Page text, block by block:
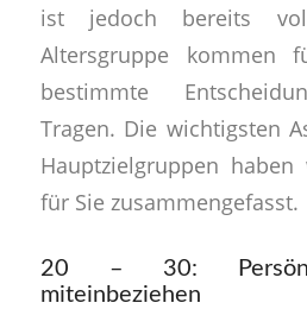
ist jedoch bereits
Altersgruppe kommen
bestimmte
Tragen. Die wichtigsten
Hauptzielgruppen
für Sie zusammengefasst.
20 – 30:
miteinbeziehen